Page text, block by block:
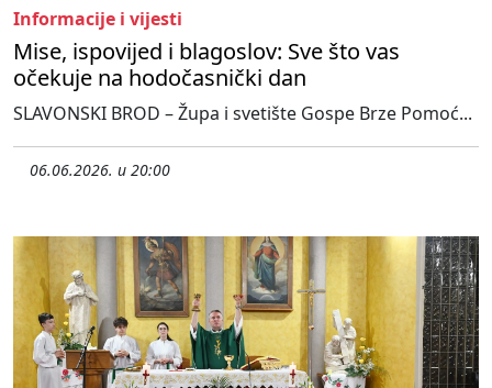
Informacije i vijesti
Mise, ispovijed i blagoslov: Sve što vas
očekuje na hodočasnički dan
SLAVONSKI BROD – Župa i svetište Gospe Brze Pomoć...
06.06.2026. u 20:00